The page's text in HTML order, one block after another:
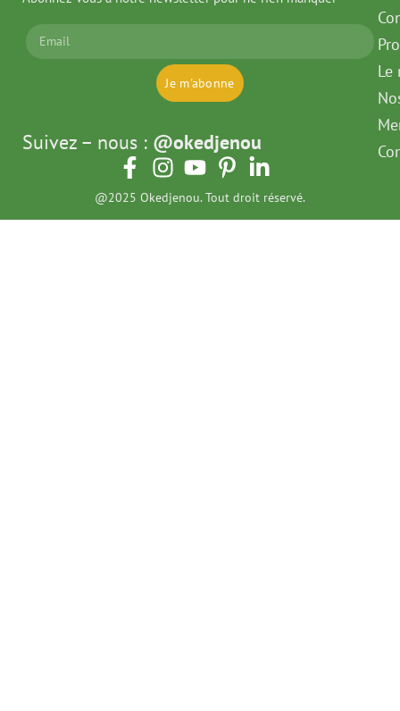
Je m'abonne
Suivez – nous : @okedjenou
Le
@2025 Okedjenou. Tout droit réservé.